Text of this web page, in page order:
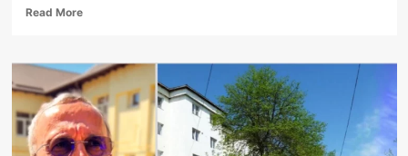
Read MoreRead
Implementarea
rețelei
de
gaze
naturale
la